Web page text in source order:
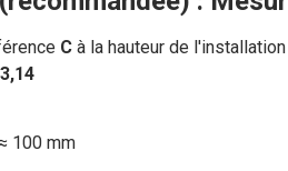
C à la hauteur de l'installation
100 mm